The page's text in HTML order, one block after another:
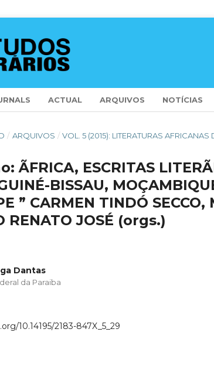
ACTUAL ARQUIVOS NOTÍCIAS
/ ARQUIVOS / VOL. 5 (2015): LITERATURAS
ÃFRICA, ESCRITAS
BISSAU,
” CARMEN TINDÓ
RENATO JOSÉ (orgs.)
Dantas
da Paraiba
10.14195/2183-847X_5_29